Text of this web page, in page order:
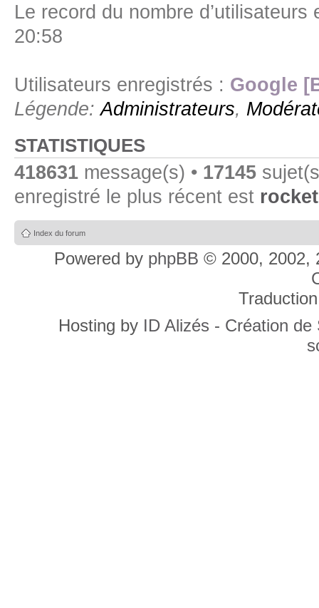
Le record du nombre
20:58
Utilisateurs enregistrés : Google
Légende:Administrateurs,
STATISTIQUES
418631 message(s) • 17145
enregistré le plus récent est
Index du forum
Powered by phpBB © 2000, 2002,
Hosting by ID Alizés - Création